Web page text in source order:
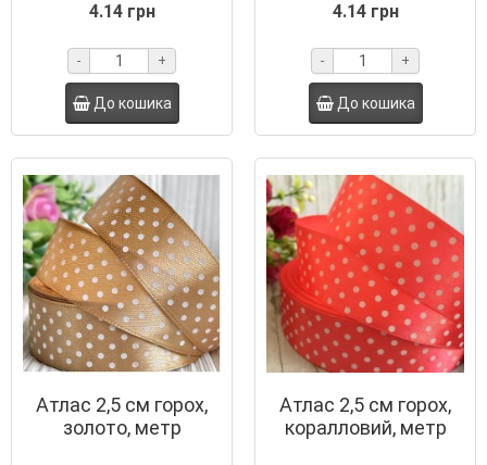
4.14 грн
- +
До кошика
4.14 грн
- +
До кошика
Атлас 2,5 см горох,
золото, метр
Атлас 2,5 см горох,
коралловий, метр